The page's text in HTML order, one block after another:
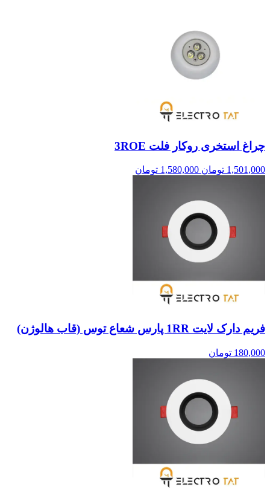
چراغ استخری روکار فلت 3ROE
1,501,000 تومان 1,580,000 تومان
فریم دارک لایت 1RR پارس شعاع توس (قاب هالوژن)
180,000 تومان